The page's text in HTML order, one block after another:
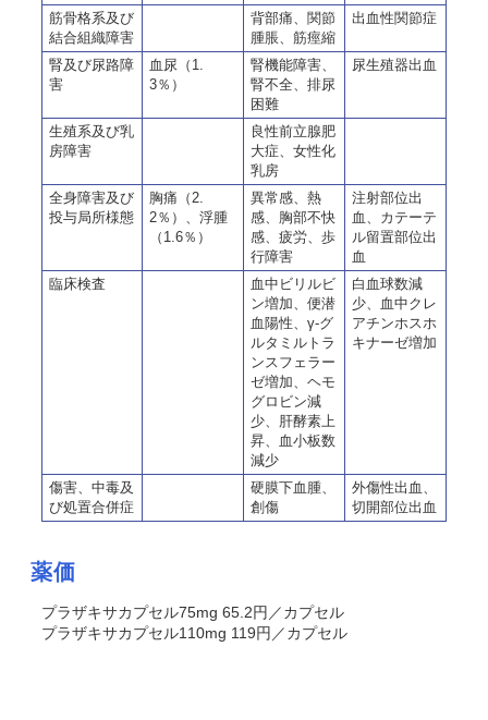
筋骨格系及び
結合組織障害
背部痛、関節
腫脹、筋痙縮
出血性関節症
腎及び尿路障
害
血尿（1.
3％）
腎機能障害、
腎不全、排尿
困難
尿生殖器出血
生殖系及び乳
房障害
良性前立腺肥
大症、女性化
乳房
全身障害及び
投与局所様態
胸痛（2.
2％）、浮腫
（1.6％）
異常感、熱
感、胸部不快
感、疲労、歩
行障害
注射部位出
血、カテーテ
ル留置部位出
血
臨床検査
血中ビリルビ
ン増加、便潜
血陽性、γ-グ
ルタミルトラ
ンスフェラー
ゼ増加、ヘモ
グロビン減
少、肝酵素上
昇、血小板数
減少
白血球数減
少、血中クレ
アチンホスホ
キナーゼ増加
傷害、中毒及
び処置合併症
硬膜下血腫、
創傷
外傷性出血、
切開部位出血
薬価
プラザキサカプセル75mg 65.2円／カプセル
プラザキサカプセル110mg 119円／カプセル